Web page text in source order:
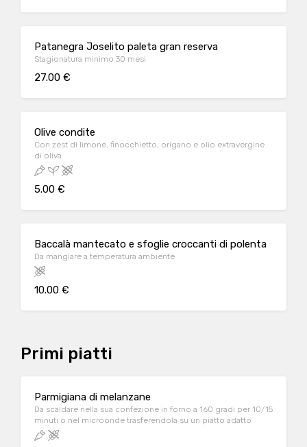
Patanegra Joselito paleta gran reserva
Stagionatura minimo 30 mesi
27.00 €
Olive condite
Con zest di limone, finocchietto, origano e olio extravergine
di oliva
5.00 €
Baccalà mantecato e sfoglie croccanti di polenta
Da mangiare a temperatura ambiente
10.00 €
Primi piatti
Parmigiana di melanzane
Da scaldare nella sua confezione in forno a 160 gradi per 10/15
minuti o nel microonde trasferendola su un piatto adatto